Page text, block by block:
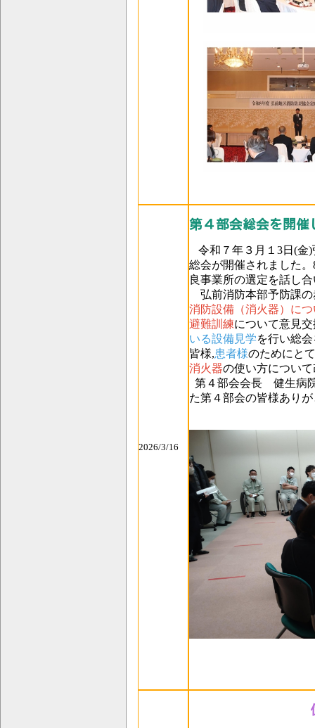
2026/3/16
第４部会総会を開催
令和７年３月１3日(金
総会が開催されました
良事業所の選定を話し合
弘前消防本部予防課の
消防設備（消火器）に
避難訓練について意見
いる設備見学を行い総
皆様,患者様のために と
消火器の使い方につい
第４部会会長 健生病
た第４部会の皆様あり